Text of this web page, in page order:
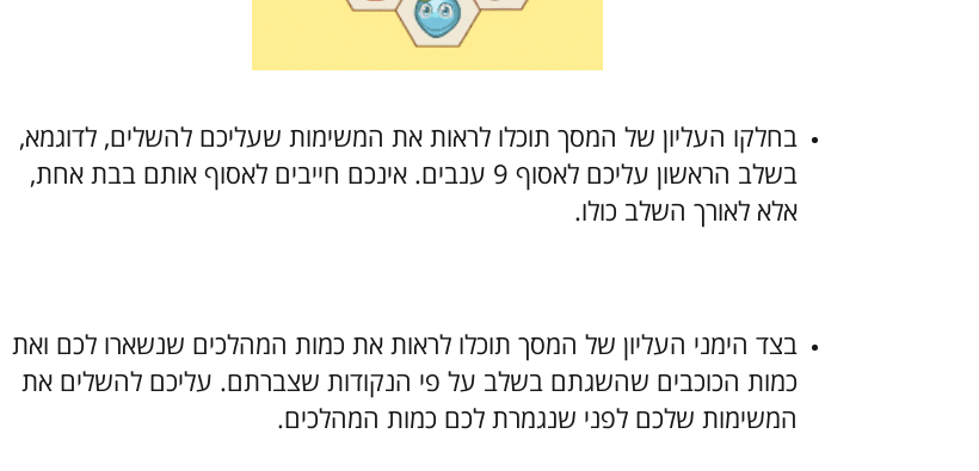
בחלקו העליון של המסך תוכלו לראות את המשימות שעליכם להשלים, לדוגמא,
בשלב הראשון עליכם לאסוף 9 ענבים. אינכם חייבים לאסוף אותם בבת אחת,
אלא לאורך השלב כולו.
בצד הימני העליון של המסך תוכלו לראות את כמות המהלכים שנשארו לכם ואת
כמות הכוכבים שהשגתם בשלב על פי הנקודות שצברתם. עליכם להשלים את
המשימות שלכם לפני שנגמרת לכם כמות המהלכים.